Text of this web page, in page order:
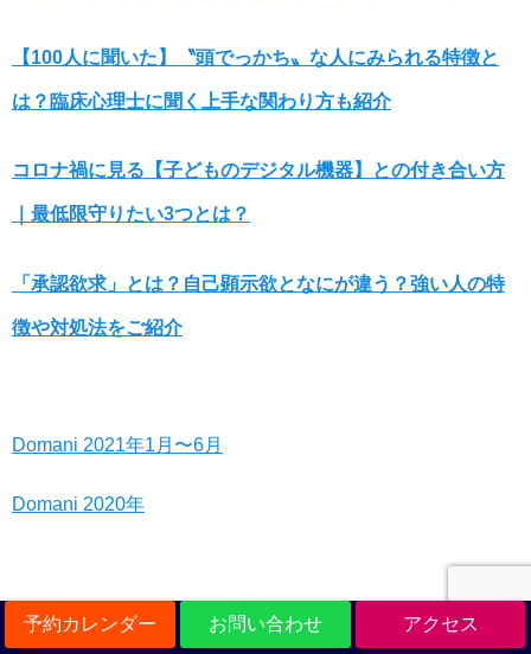
予約カレンダー お問い合わせ アクセス
【100人に聞いた】〝頭でっかち〟な人にみられる特徴と
は？臨床心理士に聞く上手な関わり方も紹介
コロナ禍に見る【子どものデジタル機器】との付き合い方
｜最低限守りたい3つとは？
「承認欲求」とは？自己顕示欲となにが違う？強い人の特
徴や対処法をご紹介
Domani 2021年1月〜6月
Domani 2020年
ザ・ビューレック（美容業界紙）